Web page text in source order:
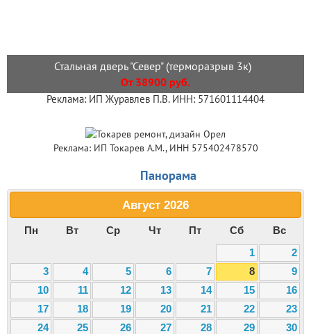
Стальная дверь "Север" (терморазрыв 3к)
От 38900 руб.
Реклама: ИП Журавлев П.В. ИНН: 571601114404
Реклама: ИП Токарев А.М., ИНН 575402478570
Панорама
Август 2026
Пн Вт Ср Чт Пт Сб
Вс
1
2
3
4 5 6 7 8
9
10
11 12 13 14 15
16
17
18 19 20 21 22
23
24
25 26 27 28 29
30